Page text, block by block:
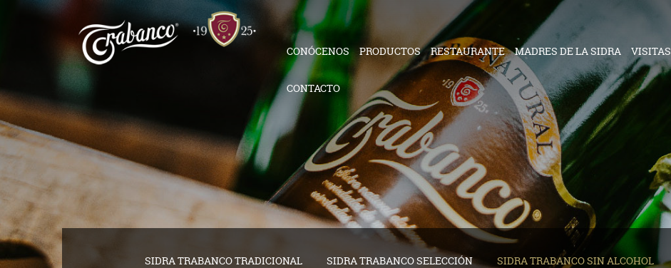
CONÓCENOS PRODUCTOS RESTAURANTE MADRES DE LA SIDRA VISITAS
CONTACTO
SIDRA TRABANCO TRADICIONAL SIDRA TRABANCO SELECCIÓN SIDRA TRABANCO SIN ALCOHOL